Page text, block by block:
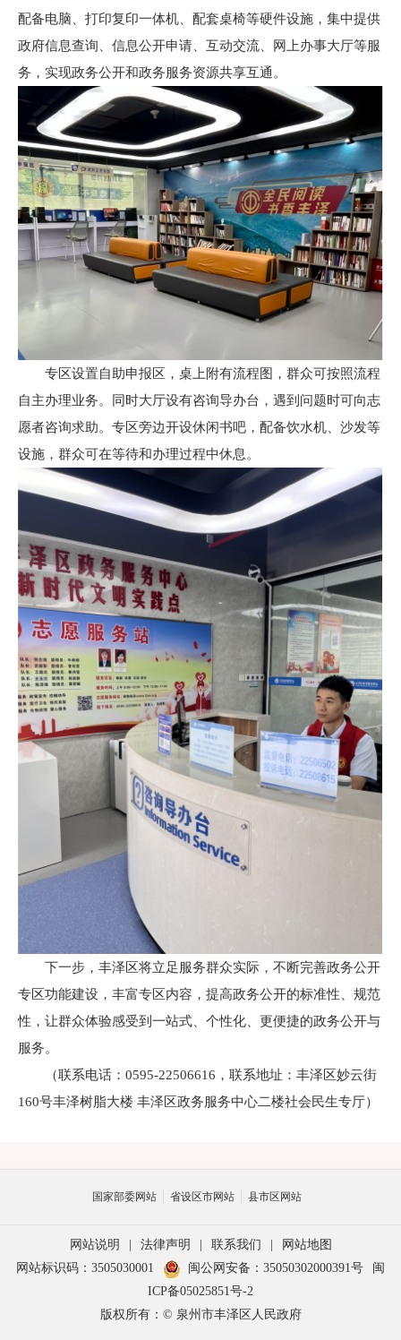
配备电脑、打印复印一体机、配套桌椅等硬件设施，集中提供
政府信息查询、信息公开申请、互动交流、网上办事大厅等服
务，实现政务公开和政务服务资源共享互通。
专区设置自助申报区，桌上附有流程图，群众可按照流程
自主办理业务。同时大厅设有咨询导办台，遇到问题时可向志
愿者咨询求助。专区旁边开设休闲书吧，配备饮水机、沙发等
设施，群众可在等待和办理过程中休息。
下一步，丰泽区将立足服务群众实际，不断完善政务公开
专区功能建设，丰富专区内容，提高政务公开的标准性、规范
性，让群众体验感受到一站式、个性化、更便捷的政务公开与
服务。
（联系电话：0595-22506616，联系地址：丰泽区妙云街
160号丰泽树脂大楼 丰泽区政务服务中心二楼社会民生专厅）
国家部委网站 省设区市网站 县市区网站
网站说明 法律声明 联系我们
网站地图
网站标识码：3505030001
闽公网安备：35050302000391号
闽
ICP备05025851号-2
版权所有：© 泉州市丰泽区人民政府